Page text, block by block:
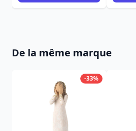
De la même marque
-33%